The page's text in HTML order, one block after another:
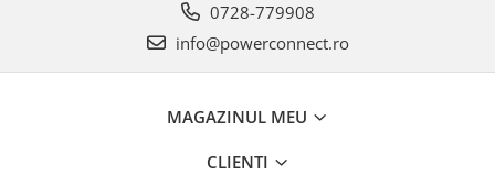
0728-779908
info@powerconnect.ro
MAGAZINUL MEU
CLIENTI